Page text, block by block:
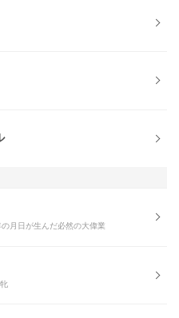
月日が生んだ必然の大偉業